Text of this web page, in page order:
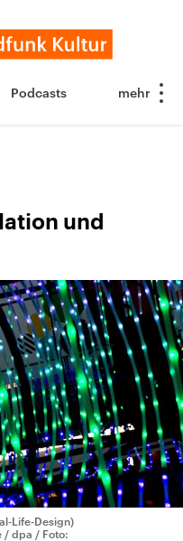
Podcasts
und
Life-Design)
/ dpa / Foto: